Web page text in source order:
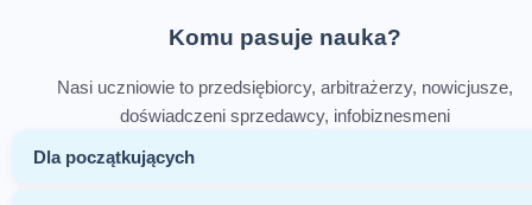
Komu pasuje nauka?
Nasi uczniowie to przedsiębiorcy, arbitrażerzy, nowicjusze,
doświadczeni sprzedawcy, infobiznesmeni
Dla początkujących